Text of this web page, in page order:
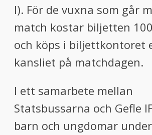
I). För de vuxna som går
match kostar biljetten
och köps i biljettkontoret
kansliet på matchdagen.
I ett samarbete mellan
Statsbussarna och Gefle
barn och ungdomar